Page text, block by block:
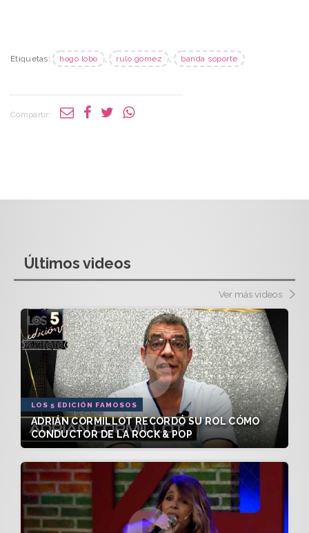
Etiquetas: hogo lobo , rulo gomez , banda soporte
Compartir:
Últimos videos
Ver más videos
LOS 5 EDICIÓN FAMOSOS
ADRIÁN CORMILLOT RECORDÓ SU ROL CÓMO
CONDUCTOR DE LA ROCK & POP